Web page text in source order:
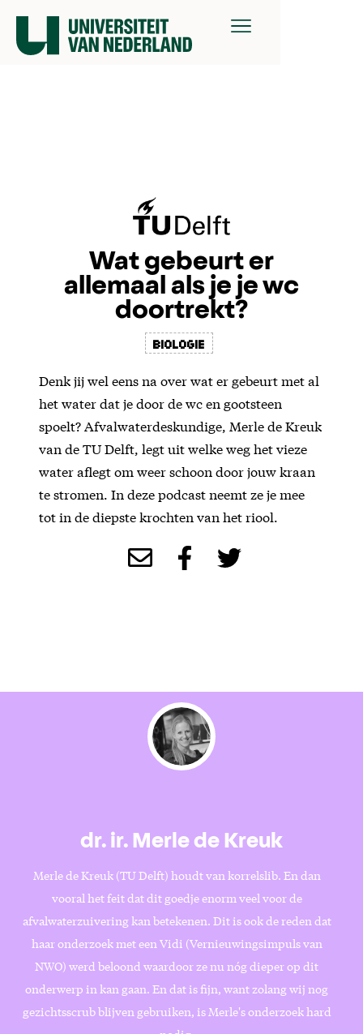
Wat gebeurt er
allemaal als je je wc
doortrekt?
biologie
Denk jij wel eens na over wat er gebeurt met al
het water dat je door de wc en gootsteen
spoelt? Afvalwaterdeskundige, Merle de Kreuk
van de TU Delft, legt uit welke weg het vieze
water aflegt om weer schoon door jouw kraan
te stromen. In deze podcast neemt ze je mee
tot in de diepste krochten van het riool.
dr. ir. Merle de Kreuk
Merle de Kreuk (TU Delft) houdt van korrelslib. En dan
vooral het feit dat dit goedje enorm veel voor de
afvalwaterzuivering kan betekenen. Dit is ook de reden dat
haar onderzoek met een Vidi (Vernieuwingsimpuls van
NWO) werd beloond waardoor ze nu nóg dieper op dit
onderwerp in kan gaan. En dat is fijn, want zolang wij nog
gezichtsscrub blijven gebruiken, is Merle's onderzoek hard